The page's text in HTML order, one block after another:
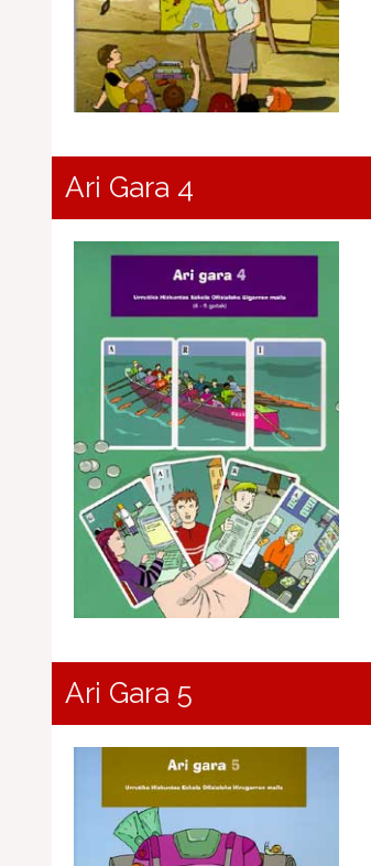
Ari Gara 4
Ari Gara 5